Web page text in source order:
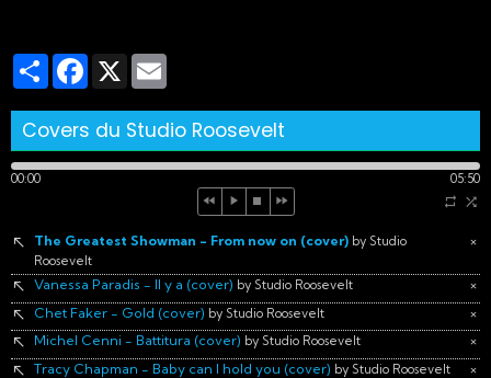
PartagerFacebook
X
Covers du Studio Roosevelt
00:00 05:50
×
The Greatest Showman - From now on (cover) by Studio
Roosevelt
×
Vanessa Paradis - Il y a (cover) by Studio Roosevelt
×
Chet Faker - Gold (cover) by Studio Roosevelt
×
Michel Cenni - Battitura (cover) by Studio Roosevelt
×
Tracy Chapman - Baby can I hold you (cover) by Studio Roosevelt